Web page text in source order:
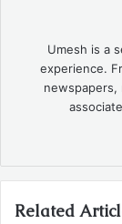
Umesh is a
experience.
newspapers,
Related